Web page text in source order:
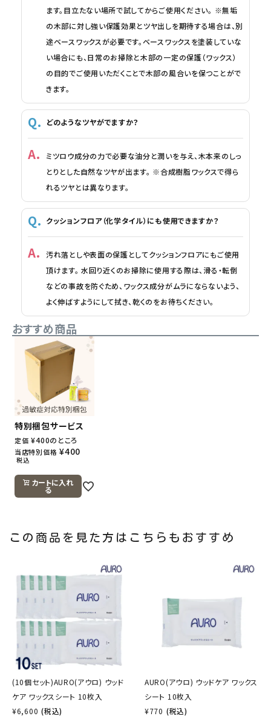
ます。目立たない場所で試してからご使用ください。 ※無垢
の木部に対し強い保護効果とツヤ出しを期待する場合は、別
途ベースワックスが必要です。ベースワックスを塗装していな
い場合にも、日常のお掃除と木部の一定の保護（ワックス）
の目的でご使用いただくことで木部の風合いを保つことがで
きます。
どのようなツヤがでますか？
ミツロウ成分の力で必要な油分と潤いを与え、木本来のしっ
とりとした自然なツヤが出ます。 ※合成樹脂ワックスで得ら
れるツヤとは異なります。
クッションフロア（化学タイル）にも使用できますか？
汚れ落としや表面の保護としてクッションフロアにもご使用
頂けます。 水回り近くのお掃除に使用する際は、滑る・転倒
などの事故を防ぐため、ワックス成分がムラにならないよう、
よく伸ばすようにして拭き、乾くのをお待ちください。
おすすめ商品
特別梱包サービス
定価 ¥400のところ
当店特別価格 ¥400
税込
カートに入れ
る
この商品を見た方はこちらもおすすめ
(10個セット)AURO(アウロ) ウッド
ケア ワックスシート 10枚入
¥6,600 (税込)
AURO(アウロ) ウッドケア ワックス
シート 10枚入
¥770 (税込)